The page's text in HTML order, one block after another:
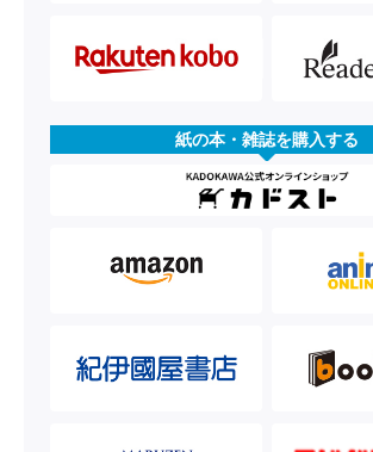
紙の本・雑誌を購入する